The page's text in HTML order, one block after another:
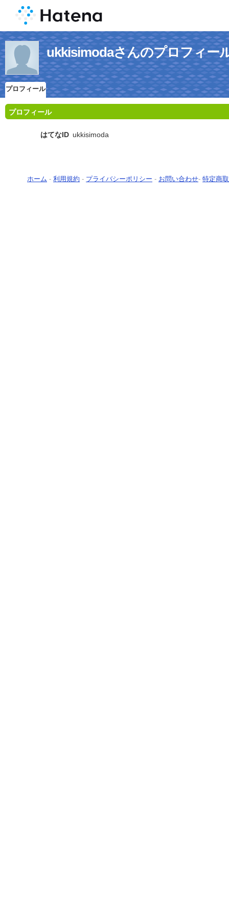
ukkisimodaさんのプロフィー
プロフィール
プロフィール
はてなID ukkisimoda
ホーム - 利用規約 - プライバシーポリシー - お問い合わせ- 特定商